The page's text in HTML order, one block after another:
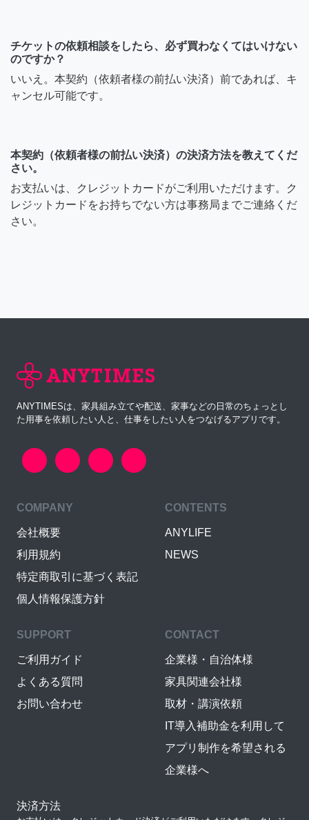
チケットの依頼相談をしたら、必ず買わなくてはいけない
のですか？
いいえ。本契約（依頼者様の前払い決済）前であれば、キ
ャンセル可能です。
本契約（依頼者様の前払い決済）の決済方法を教えてくだ
さい。
お支払いは、クレジットカードがご利用いただけます。ク
レジットカードをお持ちでない方は事務局までご連絡くだ
さい。
ANYTIMESは、家具組み立てや配送、家事などの日常のちょっとし
た用事を依頼したい人と、仕事をしたい人をつなげるアプリです。
COMPANY
会社概要
利用規約
特定商取引に基づく表記
個人情報保護方針
CONTENTS
ANYLIFE
NEWS
SUPPORT
ご利用ガイド
よくある質問
お問い合わせ
CONTACT
企業様・自治体様
家具関連会社様
取材・講演依頼
IT導入補助金を利用して
アプリ制作を希望される
企業様へ
決済方法